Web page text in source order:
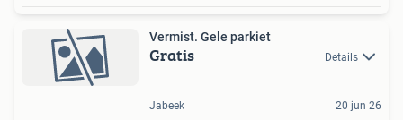
Vermist. Gele parkiet
Gratis Details
Jabeek 20 jun 26